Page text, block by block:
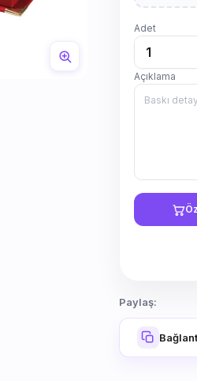
Adet
Açıklama
Paylaş: